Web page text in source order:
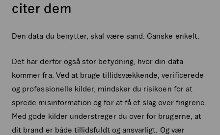
citer dem
Den data du benytter, skal være sand. Ganske enkelt.
Det har derfor også stor betydning, hvor din data
kommer fra. Ved at bruge tillidsvækkende, verificerede
og professionelle kilder, mindsker du risikoen for at
sprede misinformation og for at få et slag over fingrene.
Med gode kilder understreger du over for brugerne, at
dit brand er både tillidsfuldt og ansvarligt. Og vær